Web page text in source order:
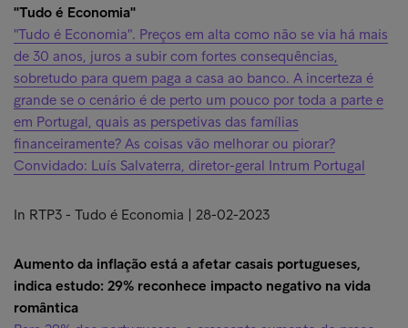
"Tudo é Economia"
"Tudo é Economia". Preços em alta como não se via há mais
de 30 anos, juros a subir com fortes consequências,
sobretudo para quem paga a casa ao banco. A incerteza é
grande se o cenário é de perto um pouco por toda a parte e
em Portugal, quais as perspetivas das famílias
financeiramente? As coisas vão melhorar ou piorar?
Convidado: Luís Salvaterra, diretor-geral Intrum Portugal
In RTP3 - Tudo é Economia | 28-02-2023
Aumento da inflação está a afetar casais portugueses,
indica estudo: 29% reconhece impacto negativo na vida
romântica